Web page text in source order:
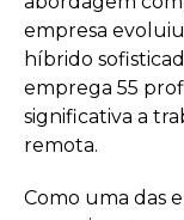
empresa
híbrido
emprega 55
significativa a
remota.
Como uma das